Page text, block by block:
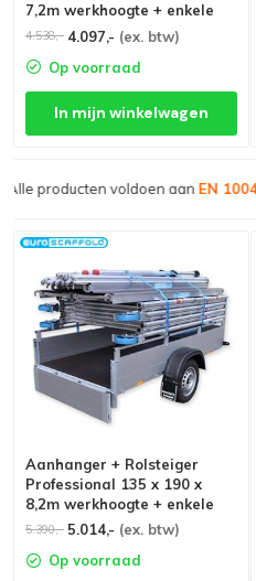
7,2m werkhoogte + enkele
voorloopleuning
4.538,- 4.097,- (ex. btw)
Op voorraad
In mijn winkelwagen
Grootste
Aanhanger + Rolsteiger
Professional 135 x 190 x
8,2m werkhoogte + enkele
voorloopleuning
5.390,- 5.014,- (ex. btw)
Op voorraad